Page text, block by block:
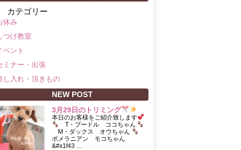
カテゴリー
休み
つけ教室
ベント
ミナー・出張
し入れ・頂きもの
NEW POST
3月29日のトリミング
本日のお客様をご紹介致します
T・プードル ココちゃん
M・ダックス オウちゃん
ポメラニアン モコちゃん
&#x1f43 …